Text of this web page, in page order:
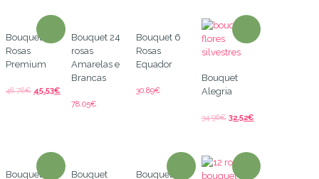
Bouquet 12
Rosas
Premium
48.78€ 45.53€
Bouquet 24
rosas
Amarelas e
Brancas
78.05€
Bouquet 6
Rosas
Equador
30.89€
Bouquet
Alegria
34.96€ 32.52€
Bouquet
Bouquet
Bouquet